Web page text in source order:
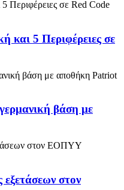
και 5 Περιφέρειες σε
βάση με
στον